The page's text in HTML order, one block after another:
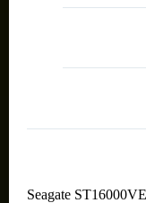
HDD3.5"
Seagate